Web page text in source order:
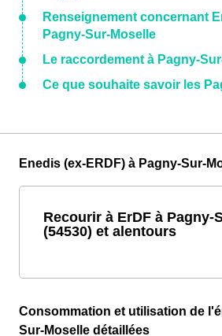
Renseignement concernant
Pagny-Sur-Moselle
Le raccordement à Pagny-
Ce que souhaite savoir les
Enedis (ex-ERDF) à Pagny-Sur-
Recourir à ErDF à Pagny-
(54530) et alentours
Consommation et utilisation de
Sur-Moselle détaillées